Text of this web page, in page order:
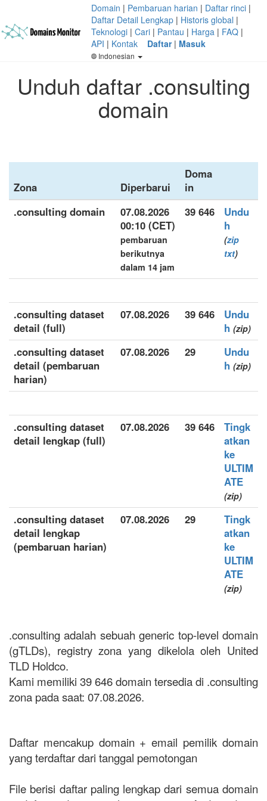
Domain | Pembaruan harian | Daftar rinci |
Daftar Detail Lengkap | Historis global |
Teknologi | Cari | Pantau | Harga | FAQ |
API | Kontak Daftar| Masuk
Indonesian
Unduh daftar .consulting
domain
Zona Diperbarui
Doma
in
.consulting domain
07.08.2026
00:10 (CET)
pembaruan
berikutnya
dalam 14 jam
39 646
Undu
h
(zip
txt)
.consulting dataset
detail (full)
07.08.2026 39 646
Undu
h (zip)
.consulting dataset
detail (pembaruan
harian)
07.08.2026 29
Undu
h (zip)
.consulting dataset
detail lengkap (full)
07.08.2026 39 646
Tingk
atkan
ke
ULTIM
ATE
(zip)
.consulting dataset
detail lengkap
(pembaruan harian)
07.08.2026 29
Tingk
atkan
ke
ULTIM
ATE
(zip)
.consulting adalah sebuah generic top-level domain
(gTLDs), registry zona yang dikelola oleh United
TLD Holdco.
Kami memiliki 39 646 domain tersedia di .consulting
zona pada saat: 07.08.2026.
Daftar mencakup domain + email pemilik domain
yang terdaftar dari tanggal pemotongan
File berisi daftar paling lengkap dari semua domain